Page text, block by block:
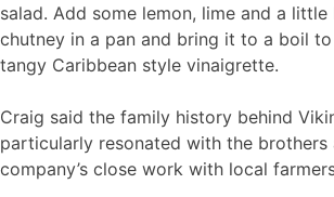
salad. Add some lemon, lime and a
chutney in a pan and bring it to a boil
tangy Caribbean style vinaigrette.
Craig said the family history behind
particularly resonated with the brothers
company’s close work with local